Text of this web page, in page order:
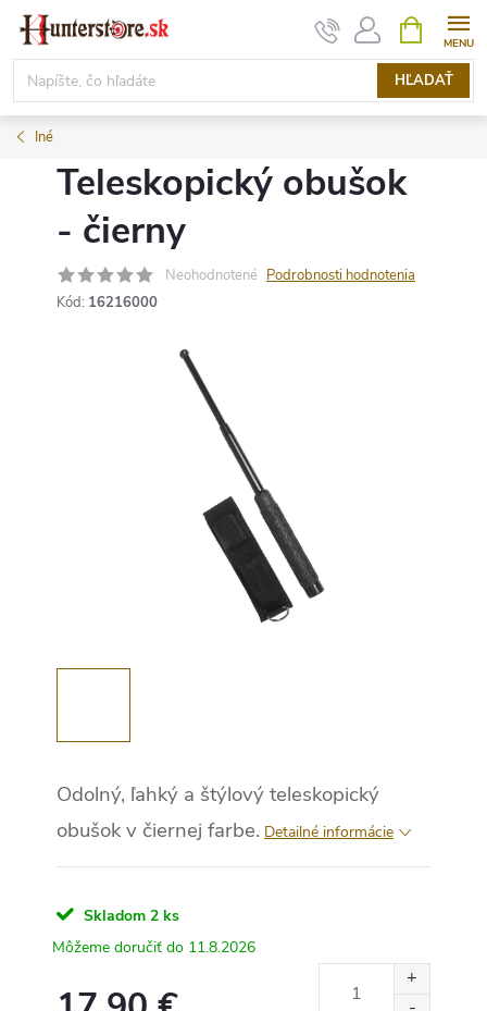
Prejsť
obsah
HĽADAŤ
KOŠÍK
Iné
Teleskopický obušok
- čierny
Neohodnotené Podrobnosti hodnotenia
Kód: 16216000
Odolný, ľahký a štýlový teleskopický
obušok v čiernej farbe. Detailné informácie
Skladom 2 ks
11.8.2026